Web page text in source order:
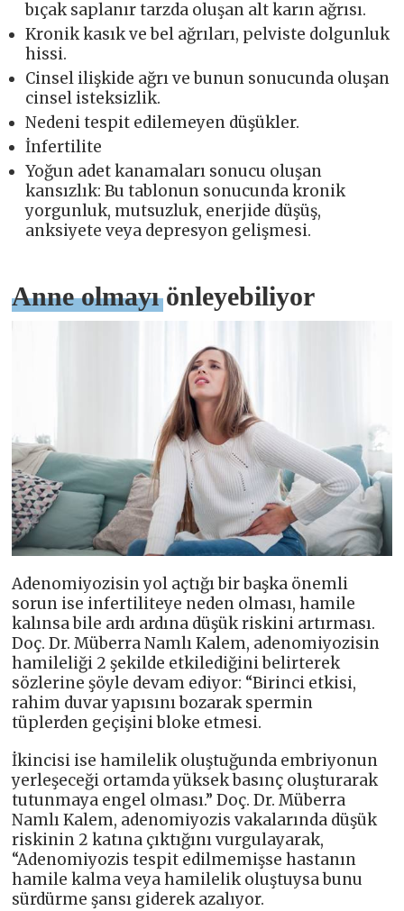
bıçak saplanır tarzda oluşan alt karın ağrısı.
Kronik kasık ve bel ağrıları, pelviste dolgunluk
hissi.
Cinsel ilişkide ağrı ve bunun sonucunda oluşan
cinsel isteksizlik.
Nedeni tespit edilemeyen düşükler.
İnfertilite
Yoğun adet kanamaları sonucu oluşan
kansızlık: Bu tablonun sonucunda kronik
yorgunluk, mutsuzluk, enerjide düşüş,
anksiyete veya depresyon gelişmesi.
Anne olmayı önleyebiliyor
Adenomiyozisin yol açtığı bir başka önemli
sorun ise infertiliteye neden olması, hamile
kalınsa bile ardı ardına düşük riskini artırması.
Doç. Dr. Müberra Namlı Kalem, adenomiyozisin
hamileliği 2 şekilde etkilediğini belirterek
sözlerine şöyle devam ediyor: “Birinci etkisi,
rahim duvar yapısını bozarak spermin
tüplerden geçişini bloke etmesi.
İkincisi ise hamilelik oluştuğunda embriyonun
yerleşeceği ortamda yüksek basınç oluşturarak
tutunmaya engel olması.” Doç. Dr. Müberra
Namlı Kalem, adenomiyozis vakalarında düşük
riskinin 2 katına çıktığını vurgulayarak,
“Adenomiyozis tespit edilmemişse hastanın
hamile kalma veya hamilelik oluştuysa bunu
sürdürme şansı giderek azalıyor.